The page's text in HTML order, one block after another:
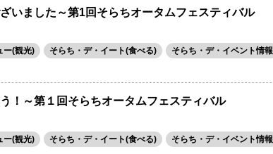
いました～第1回そらちオータムフェスティバル
ー(観光) そらち・デ・イート(食べる) そらち・デ・イベント情報
！～第１回そらちオータムフェスティバル
ー(観光) そらち・デ・イート(食べる) そらち・デ・イベント情報